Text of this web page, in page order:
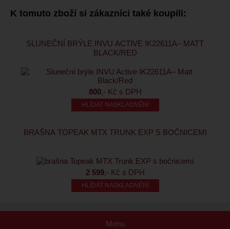
K tomuto zboží si zákazníci také koupili:
SLUNEČNÍ BRÝLE INVU ACTIVE IK22611A– MATT
BLACK/RED
800,- Kč s DPH
HLÍDAT NASKLADNĚNÍ
BRAŠNA TOPEAK MTX TRUNK EXP S BOČNICEMI
2 599,- Kč s DPH
HLÍDAT NASKLADNĚNÍ
Menu